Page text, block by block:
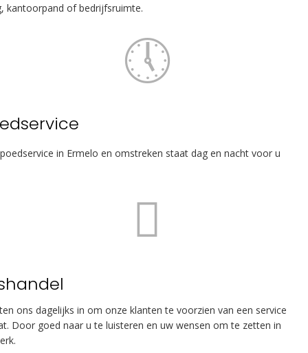
kantoorpand of bedrijfsruimte.
in Ermelo en omstreken staat dag en nacht voor u
ons dagelijks in om onze klanten te voorzien van een service
Door goed naar u te luisteren en uw wensen om te zetten in